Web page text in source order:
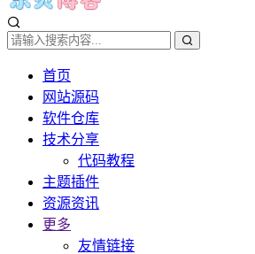
首页
网站源码
软件仓库
技术分享
代码教程
主题插件
资源资讯
更多
友情链接